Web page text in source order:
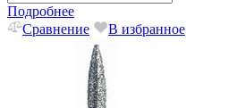
Подробнее
Сравнение
В избранное